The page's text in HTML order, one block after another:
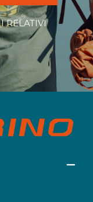
RELATIVI